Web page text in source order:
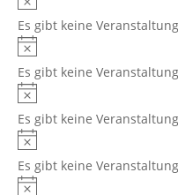
Es gibt keine
Es gibt keine
Es gibt keine
Es gibt keine